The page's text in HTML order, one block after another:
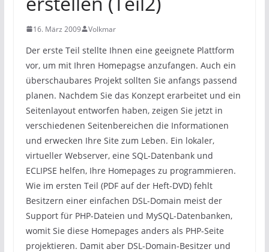
16. März 2009 Volkmar
Der erste Teil stellte Ihnen eine geeignete Plattform
vor, um mit Ihren Homepagse anzufangen. Auch ein
überschaubares Projekt sollten Sie anfangs passend
planen. Nachdem Sie das Konzept erarbeitet und ein
Seitenlayout entworfen haben, zeigen Sie jetzt in
verschiedenen Seitenbereichen die Informationen
und erwecken Ihre Site zum Leben. Ein lokaler,
virtueller Webserver, eine SQL-Datenbank und
ECLIPSE helfen, Ihre Homepages zu programmieren.
Wie im ersten Teil (PDF auf der Heft-DVD) fehlt
Besitzern einer einfachen DSL-Domain meist der
Support für PHP-Dateien und MySQL-Datenbanken,
womit Sie diese Homepages anders als PHP-Seite
projektieren. Damit aber DSL-Domain-Besitzer und